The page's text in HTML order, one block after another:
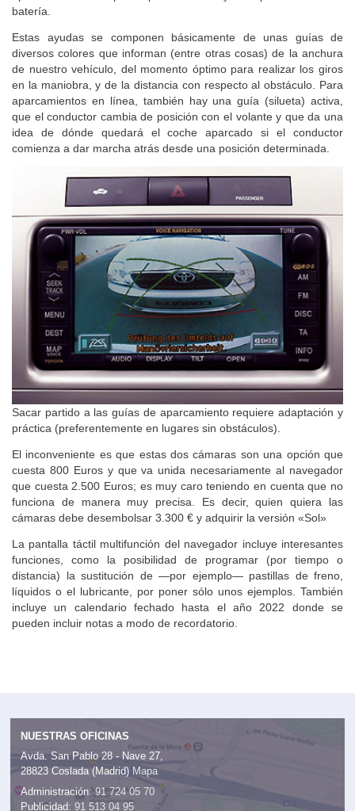
aparcamiento: una para aparcar en fila y otro para hacerlo en
Estas ayudas se componen básicamente de unas guías de
diversos colores que informan (entre otras cosas) de la anchura
de nuestro vehículo, del momento óptimo para realizar los giros
en la maniobra, y de la distancia con respecto al obstáculo. Para
aparcamientos en línea, también hay una guía (silueta) activa,
que el conductor cambia de posición con el volante y que da una
idea de dónde quedará el coche aparcado si el conductor
Sacar partido a las guías de aparcamiento requiere adaptación y
El inconveniente es que estas dos cámaras son una opción que
cuesta 800 Euros y que va unida necesariamente al navegador
que cuesta 2.500 Euros; es muy caro teniendo en cuenta que no
funciona de manera muy precisa. Es decir, quien quiera las
La pantalla táctil multifunción del navegador incluye interesantes
funciones, como la posibilidad de programar (por tiempo o
distancia) la sustitución de —por ejemplo— pastillas de freno,
líquidos o el lubricante, por poner sólo unos ejemplos. También
incluye un calendario fechado hasta el año 2022 donde se
NUESTRAS OFICINAS
Avda. San Pablo 28 - Nave 27,
28823 Coslada (Madrid)
Mapa
Administración:91 724 05 70